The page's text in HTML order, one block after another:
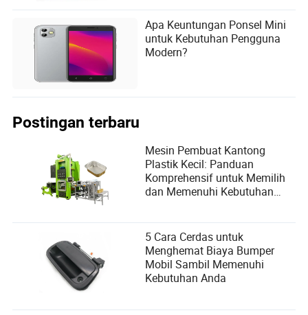
Apa Keuntungan Ponsel Mini
untuk Kebutuhan Pengguna
Modern?
Postingan terbaru
Mesin Pembuat Kantong
Plastik Kecil: Panduan
Komprehensif untuk Memilih
dan Memenuhi Kebutuhan
5 Cara Cerdas untuk
Menghemat Biaya Bumper
Mobil Sambil Memenuhi
Kebutuhan Anda